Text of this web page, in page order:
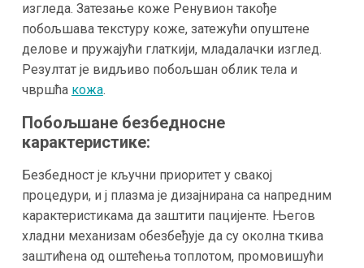
изгледа. Затезање коже Ренувион такође
побољшава текстуру коже, затежући опуштене
делове и пружајући глаткији, младалачки изглед.
Резултат је видљиво побољшан облик тела и
чвршћа кожа.
Побољшане безбедносне
карактеристике:
Безбедност је кључни приоритет у свакој
процедури, и j плазма је дизајнирана са напредним
карактеристикама да заштити пацијенте. Његов
хладни механизам обезбеђује да су околна ткива
заштићена од оштећења топлотом, промовишући